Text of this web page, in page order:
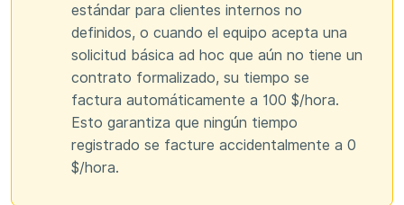
estándar para clientes internos no
definidos, o cuando el equipo acepta una
solicitud básica ad hoc que aún no tiene un
contrato formalizado, su tiempo se
factura automáticamente a 100 $/hora.
Esto garantiza que ningún tiempo
registrado se facture accidentalmente a 0
$/hora.